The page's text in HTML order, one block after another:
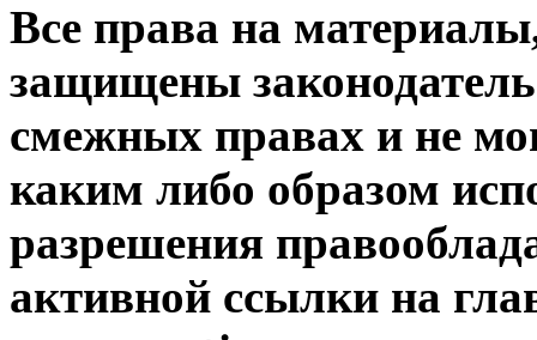
Все права на
защищены
смежных правах и не
каким либо образом
разрешения
активной ссылки на